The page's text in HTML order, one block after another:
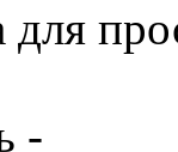
для
-